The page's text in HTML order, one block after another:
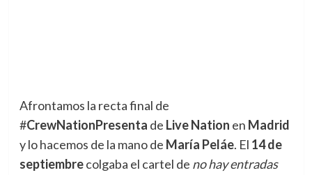
Afrontamos la recta final de
#CrewNationPresenta de Live Nation en Madrid
y lo hacemos de la mano de María Peláe. El 14 de
septiembrecolgaba el cartel de no hay entradas